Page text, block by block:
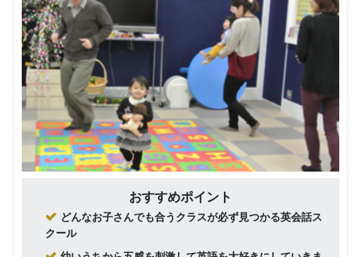
おすすめポイント
どんなお子さんでも合うクラスが必ず見つかる英会話ス
クール